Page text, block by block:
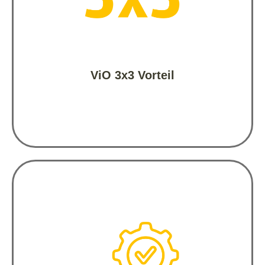
ViO 3x3 Vorteil
Umfassender Service inklusive: